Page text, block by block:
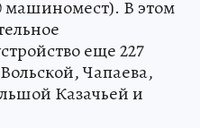
машиномест). В этом
еще 227
Чапаева,
Казачьей и